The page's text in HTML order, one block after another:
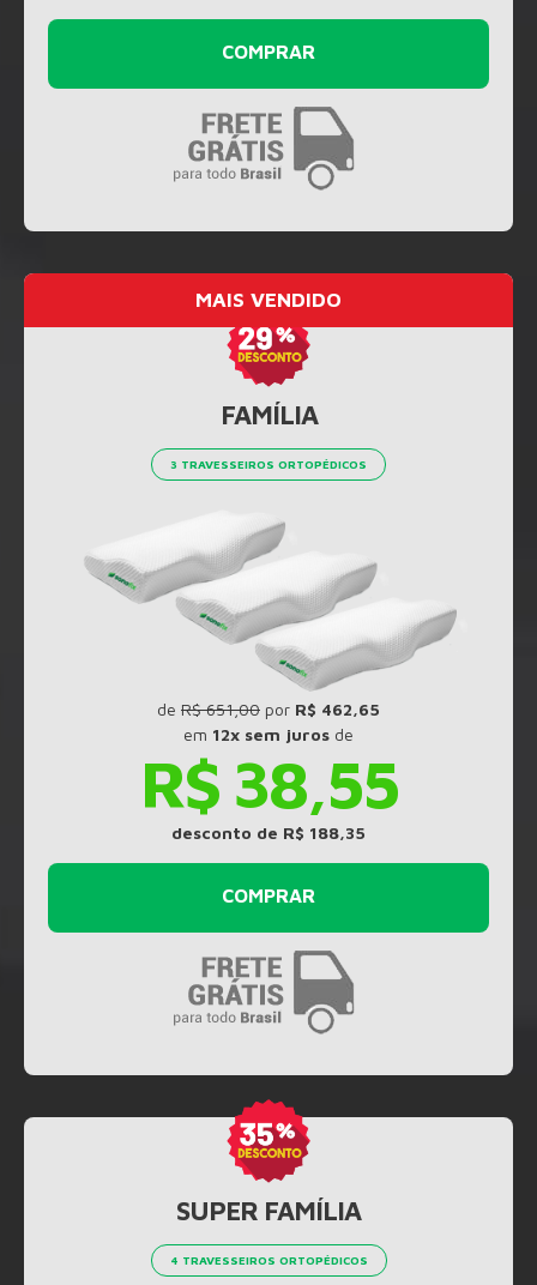
COMPRAR
MAIS VENDIDO
FAMÍLIA
3 TRAVESSEIROS ORTOPÉDICOS
de R$ 651,00 por R$ 462,65
em 12x sem juros de
R$ 38,55
desconto de R$ 188,35
COMPRAR
SUPER FAMÍLIA
4 TRAVESSEIROS ORTOPÉDICOS